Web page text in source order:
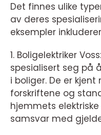
Det finnes ulike
av deres
eksempler
1. Boligelektriker
spesialisert seg på
i boliger. De er
forskriftene og
hjemmets
samsvar med